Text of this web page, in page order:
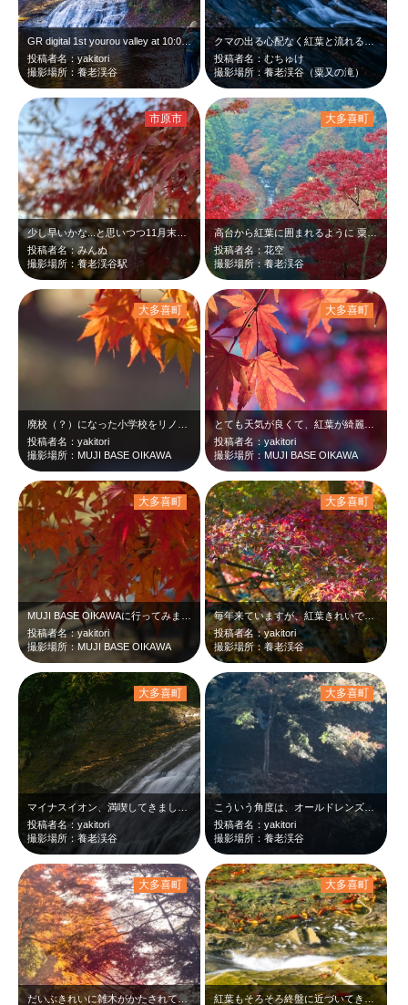
GR digital 1st yourou valley at 10:06 N…
投稿者名：yakitori
撮影場所：養老渓谷
クマの出る心配なく紅葉と流れる清流を愛でることができました！
投稿者名：むちゅけ
撮影場所：養老渓谷（粟又の滝）
少し早いかな...と思いつつ11月末に養老渓谷へ。一気に寒くなった影響で、駅前…
投稿者名：みんぬ
撮影場所：養老渓谷駅
市原市
高台から紅葉に囲まれるように 粟又の滝見えました
投稿者名：花空
撮影場所：養老渓谷
大多喜町
投稿者名：yakitori
撮影場所：MUJI BASE OIKAWA
大多喜町
とても天気が良くて、紅葉が綺麗でした。yourou valley at 11/…
投稿者名：yakitori
撮影場所：MUJI BASE OIKAWA
大多喜町
投稿者名：yakitori
撮影場所：MUJI BASE OIKAWA
大多喜町
毎年来ていますが、紅葉きれいです。yourou valley at10:56 …
投稿者名：yakitori
撮影場所：養老渓谷
大多喜町
投稿者名：yakitori
撮影場所：養老渓谷
大多喜町
こういう角度は、オールドレンズには辛いです。yourou valley at …
投稿者名：yakitori
撮影場所：養老渓谷
大多喜町
だいぶきれいに雑木がかたされていました。残念ですが、紅葉の木も切られてしまって…
大多喜町
紅葉もそろそろ終盤に近づいてきたようです。yourou valley at 9…
大多喜町